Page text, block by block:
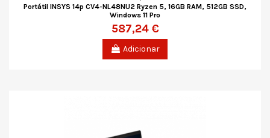
Portátil INSYS 14p CV4-NL48NU2 Ryzen 5, 16GB RAM, 512GB SSD,
Windows 11 Pro
587,24 €
Adicionar